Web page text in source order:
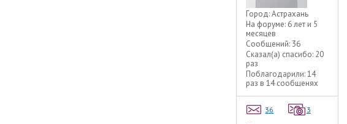
Город:Астрахань
На форуме: 6 лет и 5
месяцев
Сообщений: 36
Сказал(а) спасибо: 20
раз
Поблагодарили:14
раз в 14 сообщенях
36 3